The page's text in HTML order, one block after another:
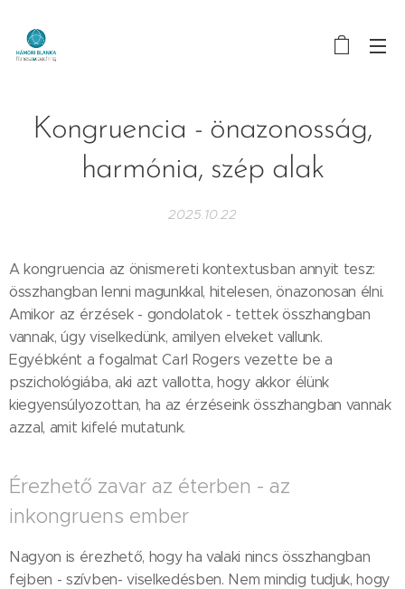
Kongruencia - önazonosság,
harmónia, szép alak
2025.10.22
A kongruencia az önismereti kontextusban annyit tesz:
összhangban lenni magunkkal, hitelesen, önazonosan élni.
Amikor az érzések - gondolatok - tettek összhangban
vannak, úgy viselkedünk, amilyen elveket vallunk.
Egyébként a fogalmat Carl Rogers vezette be a
pszichológiába, aki azt vallotta, hogy akkor élünk
kiegyensúlyozottan, ha az érzéseink összhangban vannak
azzal, amit kifelé mutatunk.
Érezhető zavar az éterben - az
inkongruens ember
Nagyon is érezhető, hogy ha valaki nincs összhangban
fejben - szívben- viselkedésben. Nem mindig tudjuk, hogy